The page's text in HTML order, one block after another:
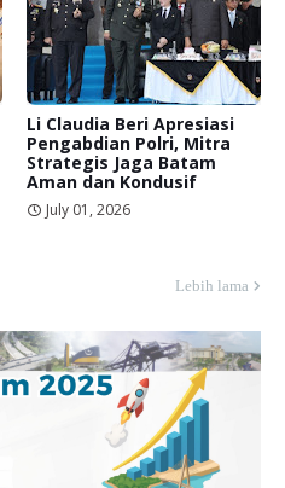
Li Claudia Beri Apresiasi
Pengabdian Polri, Mitra
Strategis Jaga Batam
Aman dan Kondusif
July 01, 2026
Lebih lama